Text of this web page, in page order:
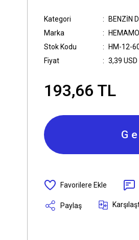
Kategori
BENZİN
Marka
Stok Kodu
HM-12-
Fiyat
3,39 USD
193,66 TL
Paylaş